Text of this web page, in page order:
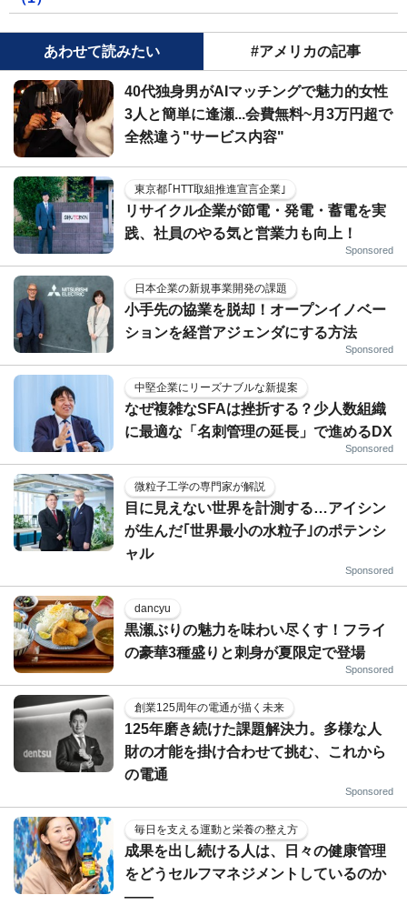
あわせて読みたい #アメリカの記事
40代独身男がAIマッチングで魅力的女性
3人と簡単に逢瀬...会費無料~月3万円超で
全然違う"サービス内容"
東京都｢HTT取組推進宣言企業｣
リサイクル企業が節電・発電・蓄電を実
践、社員のやる気と営業力も向上！
Sponsored
日本企業の新規事業開発の課題
小手先の協業を脱却！オープンイノベー
ションを経営アジェンダにする方法
Sponsored
中堅企業にリーズナブルな新提案
なぜ複雑なSFAは挫折する？少人数組織
に最適な「名刺管理の延長」で進めるDX
Sponsored
微粒子工学の専門家が解説
目に見えない世界を計測する…アイシン
が生んだ｢世界最小の水粒子｣のポテンシ
ャル
Sponsored
dancyu
黒瀬ぶりの魅力を味わい尽くす！フライ
の豪華3種盛りと刺身が夏限定で登場
Sponsored
創業125周年の電通が描く未来
125年磨き続けた課題解決力。多様な人
財の才能を掛け合わせて挑む、これから
の電通
Sponsored
毎日を支える運動と栄養の整え方
成果を出し続ける人は、日々の健康管理
をどうセルフマネジメントしているのか
——